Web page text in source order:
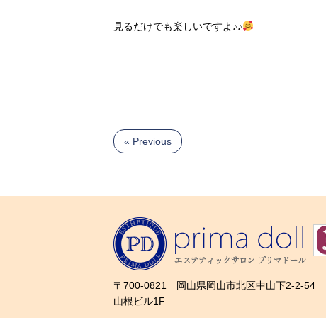
見るだけでも楽しいですよ♪♪
« Previous
〒700-0821 岡山県岡山市北区中山下2-2-54
山根ビル1F